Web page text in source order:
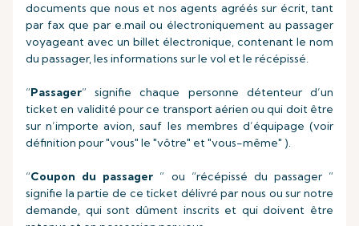
documents que nous et nos agents agréés sur écrit, tant
par fax que par e.mail ou électroniquement au passager
voyageant avec un billet électronique, contenant le nom
du passager, les informations sur le vol et le récépissé.
“Passager” signifie chaque personne détenteur d’un
ticket en validité pour ce transport aérien ou qui doit être
sur n’importe avion, sauf les membres d’équipage (voir
définition pour "vous" le "vôtre" et "vous-même" ).
“Coupon du passager ” ou “récépissé du passager ”
signifie la partie de ce ticket délivré par nous ou sur notre
demande, qui sont dûment inscrits et qui doivent être